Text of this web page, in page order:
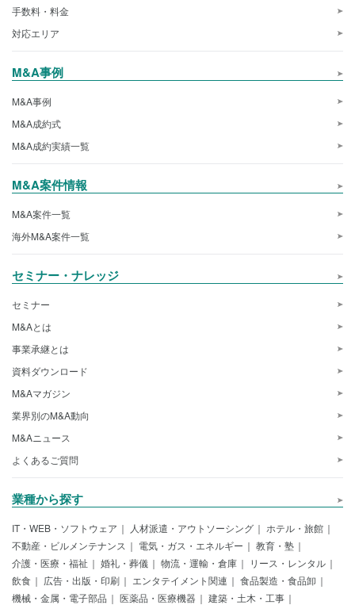
手数料・料金
対応エリア
M&A事例
M&A事例
M&A成約式
M&A成約実績一覧
M&A案件情報
M&A案件一覧
海外M&A案件一覧
セミナー・ナレッジ
セミナー
M&Aとは
事業承継とは
資料ダウンロード
M&Aマガジン
業界別のM&A動向
M&Aニュース
よくあるご質問
業種から探す
IT・WEB・ソフトウェア 人材派遣・アウトソーシング
ホテル・旅館
不動産・ビルメンテナンス
電気・ガス・エネルギー
教育・塾
介護・医療・福祉
婚礼・葬儀 物流・運輸・倉庫
リース・レンタル
飲食
広告・出版・印刷 エンタテイメント関連
食品製造・食品卸
機械・金属・電子部品
医薬品・医療機器
建築・土木・工事